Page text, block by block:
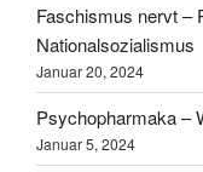
Faschismus nervt –
Nationalsozialismus
Januar 20, 2024
Psychopharmaka –
Januar 5, 2024